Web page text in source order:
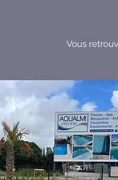
Vous